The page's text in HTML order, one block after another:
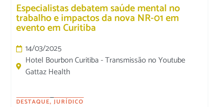
Especialistas debatem saúde mental no
trabalho e impactos da nova NR-01 em
evento em Curitiba
14/03/2025
Hotel Bourbon Curitiba - Transmissão no Youtube
Gattaz Health
DESTAQUE,JURÍDICO